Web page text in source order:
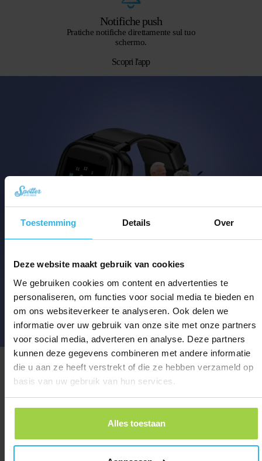
Toestemming Details Over
Deze website maakt gebruik van cookies
We gebruiken cookies om content en advertenties te
personaliseren, om functies voor social media te bieden en
om ons websiteverkeer te analyseren. Ook delen we
informatie over uw gebruik van onze site met onze partners
voor social media, adverteren en analyse. Deze partners
kunnen deze gegevens combineren met andere informatie
die u aan ze heeft verstrekt of die ze hebben verzameld op
basis van uw gebruik van hun services.
Alles toestaan
Notifiche push
Pratiche notifiche direttamente sul tuo
schermo.
Scopri l'app
Periodo di utilizzo
Importo fisso, senza impegno.
7,00 € al mese 6,50 € al mese